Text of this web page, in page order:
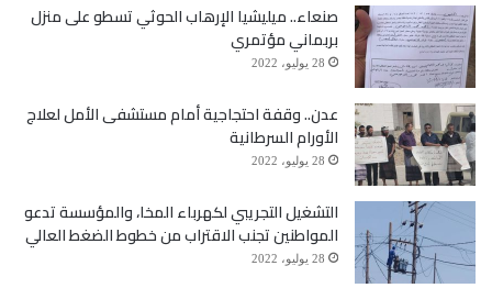
صنعاء.. ميليشيا الإرهاب الحوثي تسطو على منزل
بربماني مؤتمري
28 يوليو، 2022
عدن.. وقفة احتجاجية أمام مستشفى الأمل لعلاج
الأورام السرطانية
28 يوليو، 2022
التشغيل التجريبي لكهرباء المخا، والمؤسسة تدعو
المواطنين تجنب الاقتراب من خطوط الضغط العالي
28 يوليو، 2022